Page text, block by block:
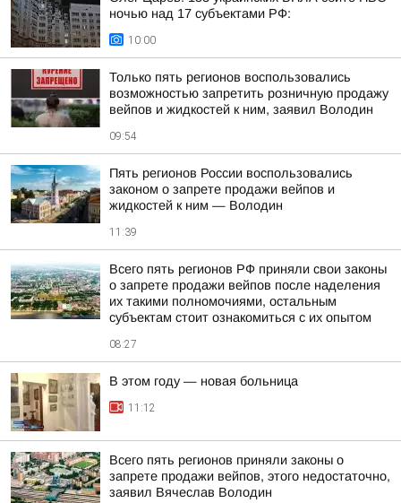
ночью над 17 субъектами РФ:
10:00
Только пять регионов воспользовались
возможностью запретить розничную продажу
вейпов и жидкостей к ним, заявил Володин
09:54
Пять регионов России воспользовались
законом о запрете продажи вейпов и
жидкостей к ним — Володин
11:39
Всего пять регионов РФ приняли свои законы
о запрете продажи вейпов после наделения
их такими полномочиями, остальным
субъектам стоит ознакомиться с их опытом
08:27
В этом году — новая больница
11:12
Всего пять регионов приняли законы о
запрете продажи вейпов, этого недостаточно,
заявил Вячеслав Володин